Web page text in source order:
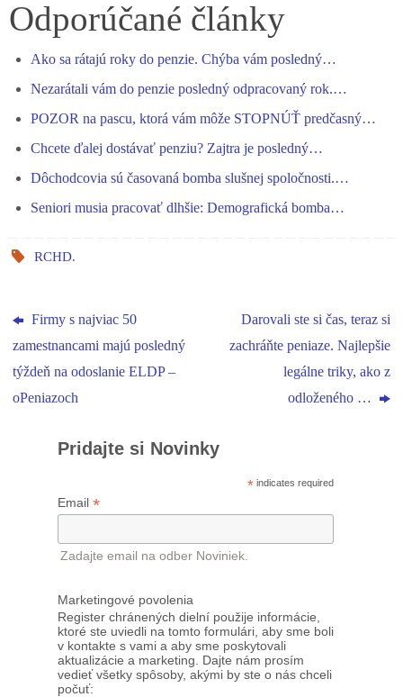
bo
ok
se
er
ts
pp
gr
m
ed
re
Odporúčané články
Ako sa rátajú roky do penzie. Chýba vám posledný…
Nezarátali vám do penzie posledný odpracovaný rok.…
POZOR na pascu, ktorá vám môže STOPNÚŤ predčasný…
Chcete ďalej dostávať penziu? Zajtra je posledný…
Dôchodcovia sú časovaná bomba slušnej spoločnosti.…
Seniori musia pracovať dlhšie: Demografická bomba…
RCHD.
Firmy s najviac 50
zamestnancami majú posledný
týždeň na odoslanie ELDP –
oPeniazoch
Darovali ste si čas, teraz si
zachráňte peniaze. Najlepšie
legálne triky, ako z
odloženého …
Pridajte si Novinky
* indicates required
Email *
Zadajte email na odber Noviniek.
Marketingové povolenia
Register chránených dielní použije informácie,
ktoré ste uviedli na tomto formulári, aby sme boli
v kontakte s vami a aby sme poskytovali
aktualizácie a marketing. Dajte nám prosím
vedieť všetky spôsoby, akými by ste o nás chceli
počuť: